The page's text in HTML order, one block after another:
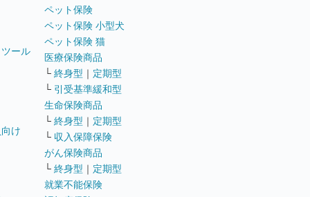
ール
け
ペット保険
ペット保険 小型犬
ペット保険 猫
医療保険商品
└ 終身型 ｜ 定期型
└ 引受基準緩和型
生命保険商品
└ 終身型 ｜ 定期型
└ 収入保障保険
がん保険商品
└ 終身型 ｜ 定期型
就業不能保険